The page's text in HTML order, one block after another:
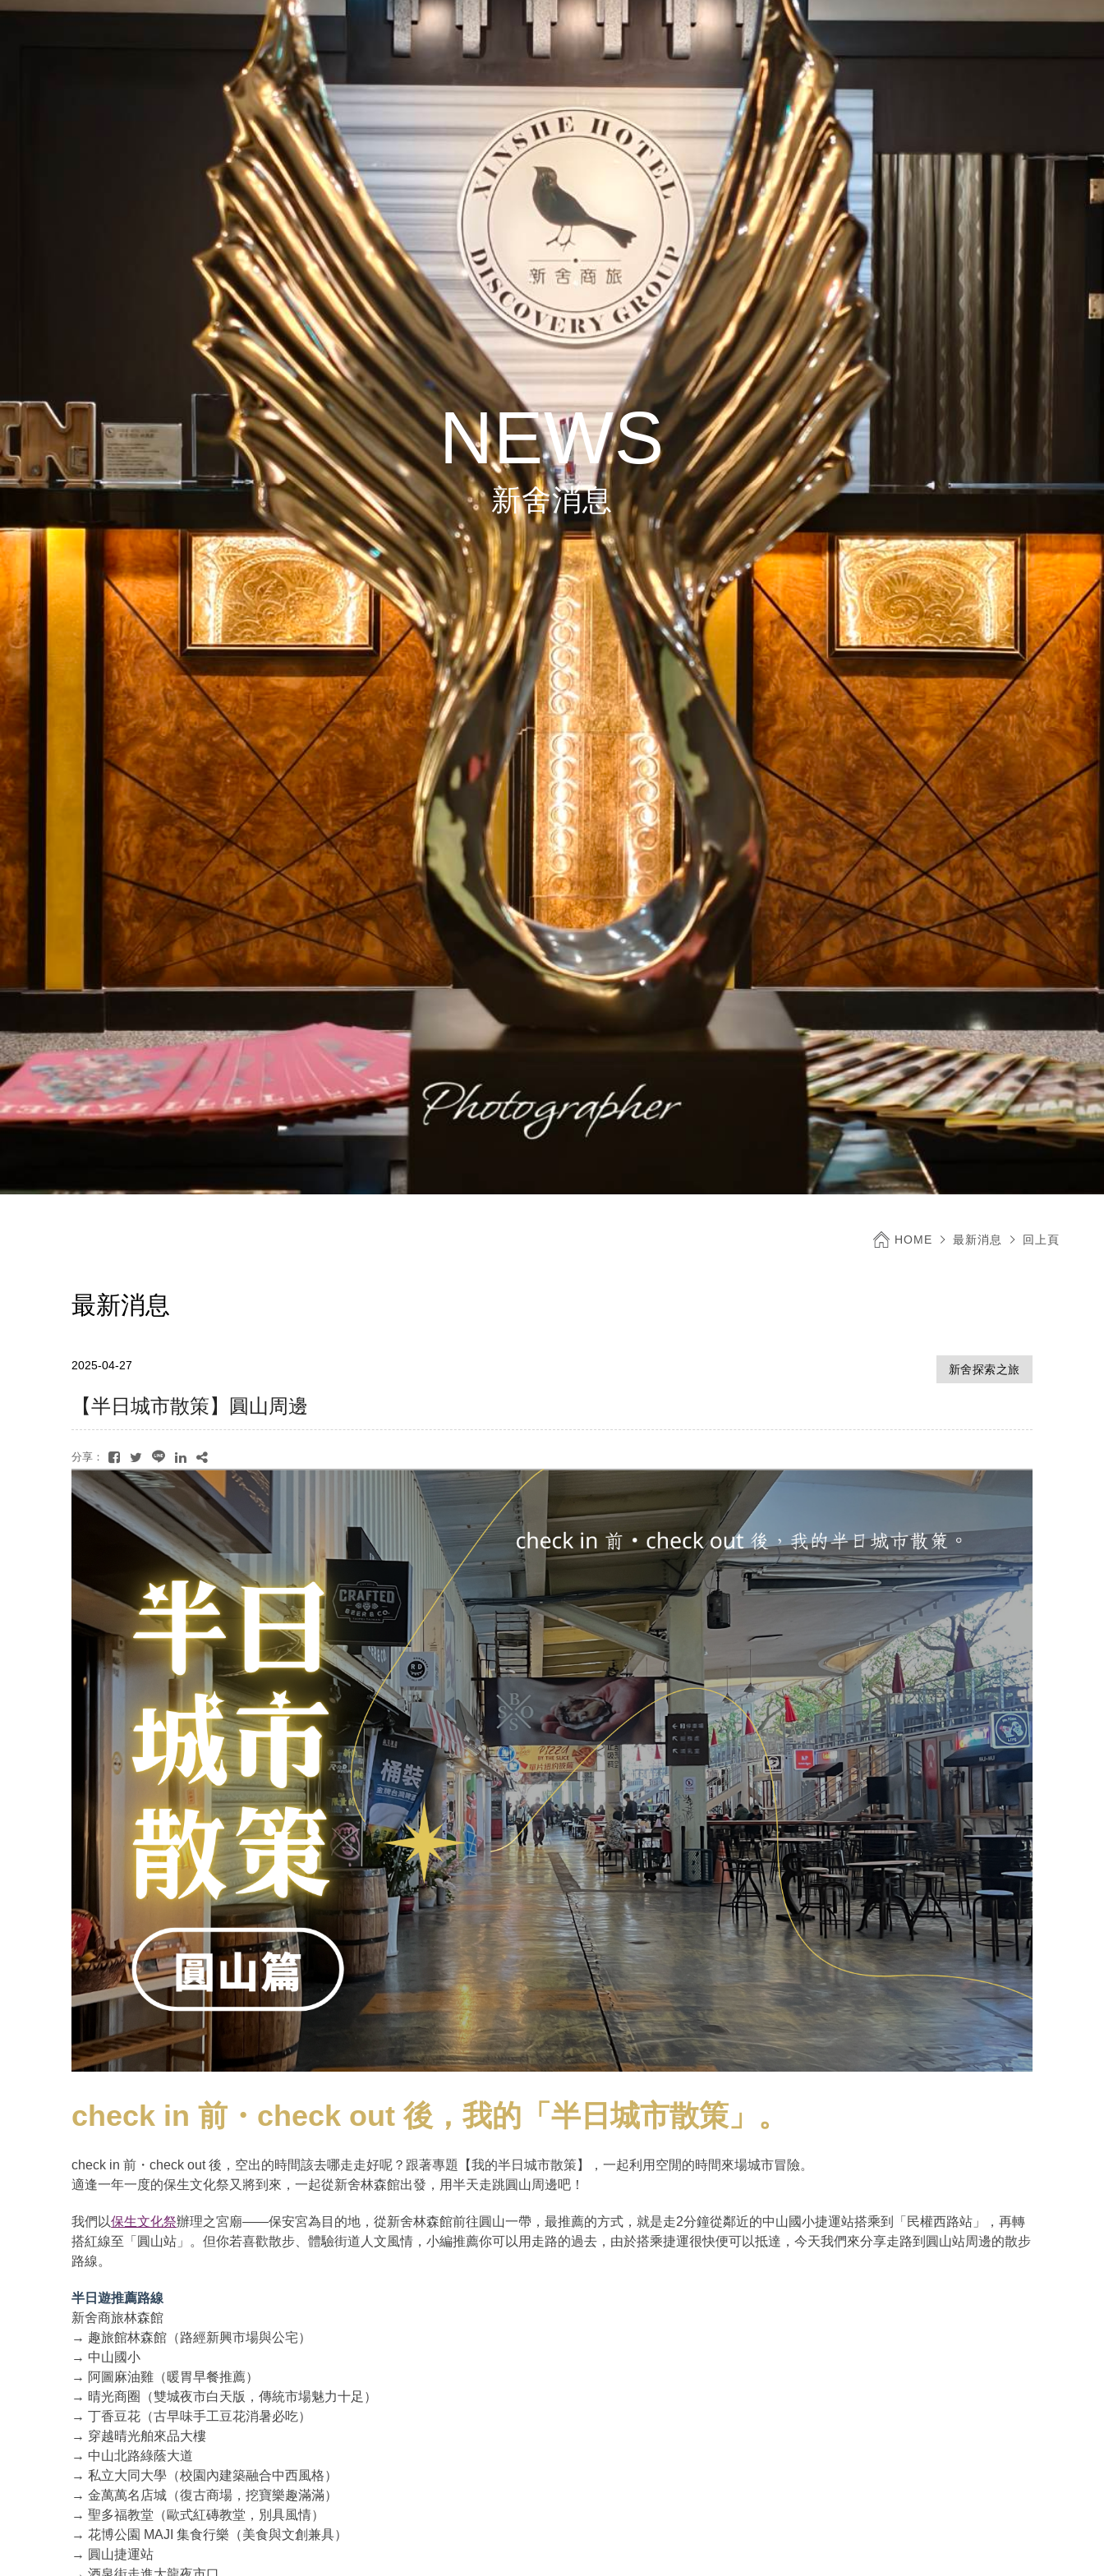
NEWS
新舍消息
HOME 最新消息 回上頁
最新消息
2025-04-27 新舍探索之旅
【半日城市散策】圓山周邊
分享：
check in 前・check out 後，我的「半日城市散策」。
check in 前・check out 後，空出的時間該去哪走走好呢？跟著專題【我的半日城市散策】，一起利用空閒的時間來場城市冒險。
適逢一年一度的保生文化祭又將到來，一起從新舍林森館出發，用半天走跳圓山周邊吧！
我們以保生文化祭辦理之宮廟——保安宮為目的地，從新舍林森館前往圓山一帶，最推薦的方式，就是走2分鐘從鄰近的中山國小捷運站搭乘到「民權西路站」，再轉
搭紅線至「圓山站」。但你若喜歡散步、體驗街道人文風情，小編推薦你可以用走路的過去，由於搭乘捷運很快便可以抵達，今天我們來分享走路到圓山站周邊的散步
路線。
半日遊推薦路線
新舍商旅林森館
→ 趣旅館林森館（路經新興市場與公宅）
→ 中山國小
→ 阿圖麻油雞（暖胃早餐推薦）
→ 晴光商圈（雙城夜市白天版，傳統市場魅力十足）
→ 丁香豆花（古早味手工豆花消暑必吃）
→ 穿越晴光舶來品大樓
→ 中山北路綠蔭大道
→ 私立大同大學（校園內建築融合中西風格）
→ 金萬萬名店城（復古商場，挖寶樂趣滿滿）
→ 聖多福教堂（歐式紅磚教堂，別具風情）
→ 花博公園 MAJI 集食行樂（美食與文創兼具）
→ 圓山捷運站